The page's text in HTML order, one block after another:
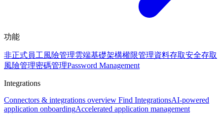
功能
非正式員工風險管理雲端基礎架構權限管理資料存取安全存取
風險管理密碼管理Password Management
Integrations
Connectors & integrations overview Find IntegrationsAI-powered
application onboardingAccelerated application management